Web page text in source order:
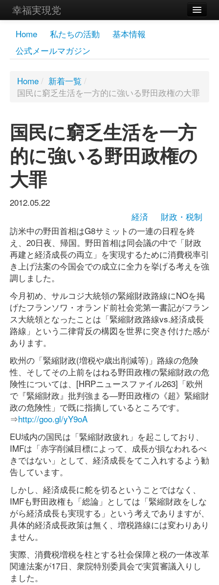
幸福実現党
メンバーズページ
党員
お問い合わせ
Home 私たちの活動
基本情報
公式メールマガジン
Home / 新着一覧 /
国民に窮乏生活を一方的に強いる野田政権の大罪
国民に窮乏生活を一方
的に強いる野田政権の
大罪
2012.05.22
経済
財政・税制
訪米中の野田首相はG8サミットの一連の日程を終
え、20日夜、帰国。野田首相は同会議の中で「財政
再建と経済成長の両立」を実現するために消費税率引
き上げ法案の今国会での成立に全力を挙げる考えを強
調しました。
今月初め、サルコジ大統領の緊縮財政路線にNOを掲
げたフランソワ・オランド前社会党第一書記がフラン
ス大統領となったことは「緊縮財政路線vs.経済成長
路線」という二律背反の構図を世界に突き付けた感が
あります。
欧州の「緊縮財政(増税や歳出削減等)」路線の危険
性、そしてその上前をはねる野田政権の緊縮財政の危
険性については、[HRPニュースファイル263]「欧州
で『緊縮財政』批判強まる―野田政権の《超》緊縮財
政の危険性」で既に指摘しているところです。
⇒http://goo.gl/yY9oA
EU域内の国民は「緊縮財政疲れ」を起こしており、
IMFは「赤字削減目標によって、成長が損なわれるべ
きではない」として、経済成長をてこ入れするよう勧
告しています。
しかし、経済成長に舵を切るということではなく、
IMFも野田政権も「総論」としては「緊縮財政をしな
がら経済成長も実現する」という考えでありますが、
具体的経済成長政策は無く、増税路線には変わりあり
ません。
実際、消費税増税を柱とする社会保障と税の一体改革
関連法案が17日、衆院特別委員会で実質審議入りし
ました。